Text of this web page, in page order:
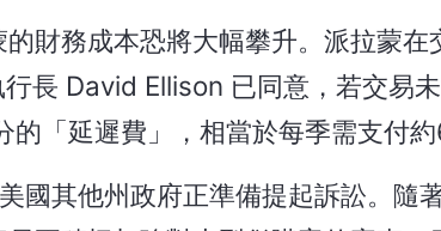
財務成本恐將大幅攀升。派拉蒙在
長 David Ellison 已同意，若交易未
「延遲費」，相當於每季需支付約
國其他州政府正準備提起訴訟。隨